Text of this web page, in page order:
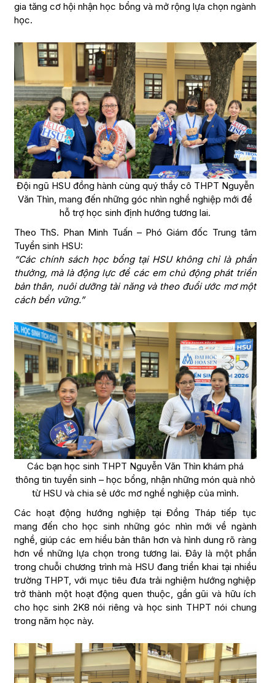
gia tăng cơ hội nhận học bổng và mở rộng lựa chọn ngành
học.
Đội ngũ HSU đồng hành cùng quý thầy cô THPT Nguyễn
Văn Thìn, mang đến những góc nhìn nghề nghiệp mới để
hỗ trợ học sinh định hướng tương lai.
Theo ThS. Phan Minh Tuấn – Phó Giám đốc Trung tâm
Tuyển sinh HSU:
“Các chính sách học bổng tại HSU không chỉ là phần
thưởng, mà là động lực để các em chủ động phát triển
bản thân, nuôi dưỡng tài năng và theo đuổi ước mơ một
cách bền vững.”
Các bạn học sinh THPT Nguyễn Văn Thìn khám phá
thông tin tuyển sinh – học bổng, nhận những món quà nhỏ
từ HSU và chia sẻ ước mơ nghề nghiệp của mình.
Các hoạt động hướng nghiệp tại Đồng Tháp tiếp tục
mang đến cho học sinh những góc nhìn mới về ngành
nghề, giúp các em hiểu bản thân hơn và hình dung rõ ràng
hơn về những lựa chọn trong tương lai. Đây là một phần
trong chuỗi chương trình mà HSU đang triển khai tại nhiều
trường THPT, với mục tiêu đưa trải nghiệm hướng nghiệp
trở thành một hoạt động quen thuộc, gần gũi và hữu ích
cho học sinh 2K8 nói riêng và học sinh THPT nói chung
trong năm học này.